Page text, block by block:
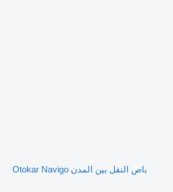
باص النقل بين المدن Otokar Navigo